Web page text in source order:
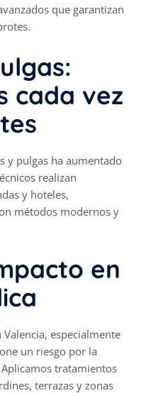
que garantizan
cada vez
y pulgas ha aumentado
realizan
y hoteles,
métodos modernos y
en
especialmente
un riesgo por la
tratamientos
terrazas y zonas